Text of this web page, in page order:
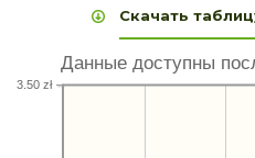
Скачать
Данные доступны
3.50 zł